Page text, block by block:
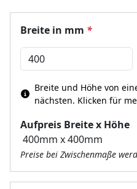
Breite in mm *
Aufpreis Breite x Höhe
Breite und Höhe von
nächsten. Klicken für
Preise bei Zwischenmaße